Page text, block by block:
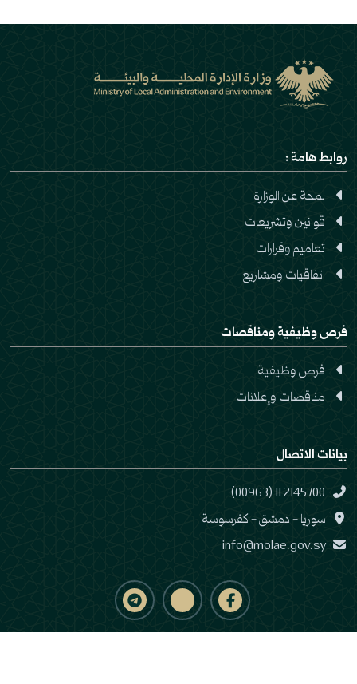
روابط هامة :
لمحة عن الوزارة
قوانين وتشريعات
تعاميم وقرارات
اتفاقيات ومشاريع
فرص وظيفية ومناقصات
فرص وظيفية
مناقصات وإعلانات
بيانات الاتصال
(00963) 11 2145700
سوريا - دمشق - كفرسوسة